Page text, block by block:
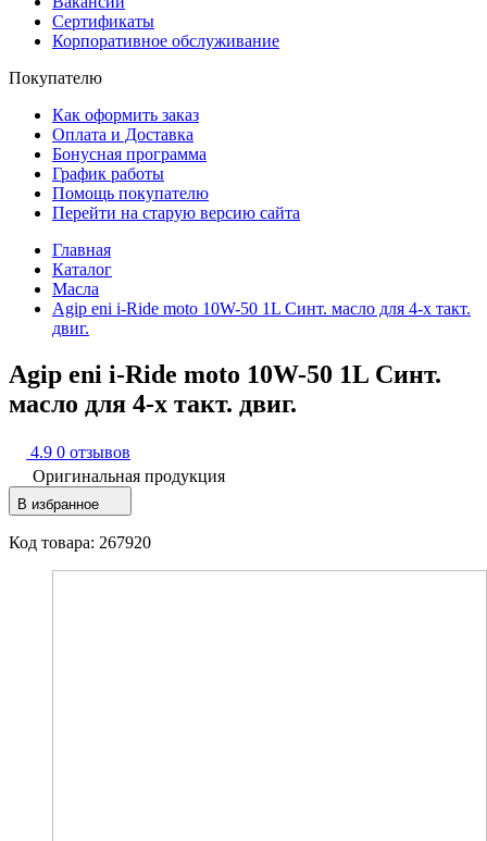
Сертификаты
Корпоративное обслуживание
Покупателю
Как оформить заказ
Оплата и Доставка
Бонусная программа
График работы
Помощь покупателю
Перейти на старую версию сайта
Главная
Каталог
Масла
Agip eni i-Ride moto 10W-50 1L Синт. масло для 4-х такт.
двиг.
Agip eni i-Ride moto 10W-50 1L Синт.
масло для 4-х такт. двиг.
4.9 0 отзывов
Оригинальная продукция
В избранное
Код товара: 267920